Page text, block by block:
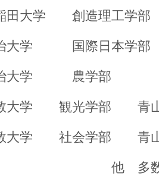
田大学 創造理工学部
大学 国際日本学部
大学 農学部 明
大学 観光学部 青山
大学 社会学部 青山
多数の合格